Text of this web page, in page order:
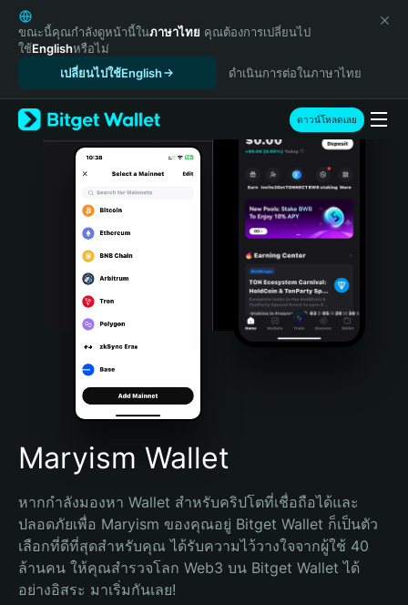
English
日本語
Tiếng Việt
Español (Latinoamérica)
Türkçe
Italiano
Português (Portugal)
Bahasa Indonesia
Português (Brasil)
Español (Argentina)
ขณะนี้คุณกำลังดูหน้านี้ในภาษาไทย คุณต้องการเปลี่ยนไป
ใช้Englishหรือไม่
เปลี่ยนไปใช้English
ดำเนินการต่อในภาษาไทย
ดาวน์โหลดเลย
Maryism Wallet
หากกำลังมองหา Wallet สำหรับคริปโตที่เชื่อถือได้และ
ปลอดภัยเพื่อ Maryism ของคุณอยู่ Bitget Wallet ก็เป็นตัว
เลือกที่ดีที่สุดสำหรับคุณ ได้รับความไว้วางใจจากผู้ใช้ 40
ล้านคน ให้คุณสำรวจโลก Web3 บน Bitget Wallet ได้
อย่างอิสระ มาเริ่มกันเลย!